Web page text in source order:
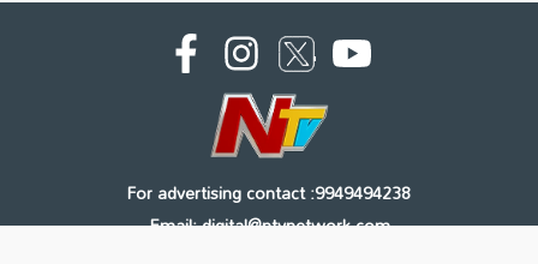
For advertising contact :9949494238
Email: digital@ntvnetwork.com